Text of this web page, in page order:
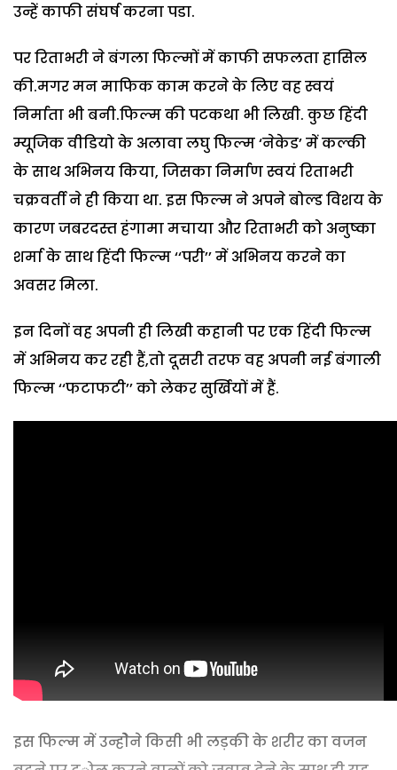
उन्हें काफी संघर्ष करना पडा.
पर रिताभरी ने बंगला फिल्मों में काफी सफलता हासिल
की.मगर मन माफिक काम करने के लिए वह स्वयं
निर्माता भी बनी.फिल्म की पटकथा भी लिखी. कुछ हिंदी
म्यूजिक वीडियो के अलावा लघु फिल्म ‘नेकेड’ में कल्की
के साथ अभिनय किया, जिसका निर्माण स्वयं रिताभरी
चक्रवर्ती ने ही किया था. इस फिल्म ने अपने बोल्ड विशय के
कारण जबरदस्त हंगामा मचाया और रिताभरी को अनुष्का
शर्मा के साथ हिंदी फिल्म ‘‘परी’’ में अभिनय करने का
अवसर मिला.
इन दिनों वह अपनी ही लिखी कहानी पर एक हिंदी फिल्म
में अभिनय कर रही हैं,तो दूसरी तरफ वह अपनी नई बंगाली
फिल्म ‘‘फटाफटी’’ को लेकर सुर्खियों में हैं.
इस फिल्म में उन्होेने किसी भी लड़की के शरीर का वजन